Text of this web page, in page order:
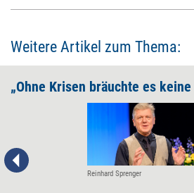
Weitere Artikel zum Thema:
„Ohne Krisen bräuchte es keine
Reinhard Sprenger